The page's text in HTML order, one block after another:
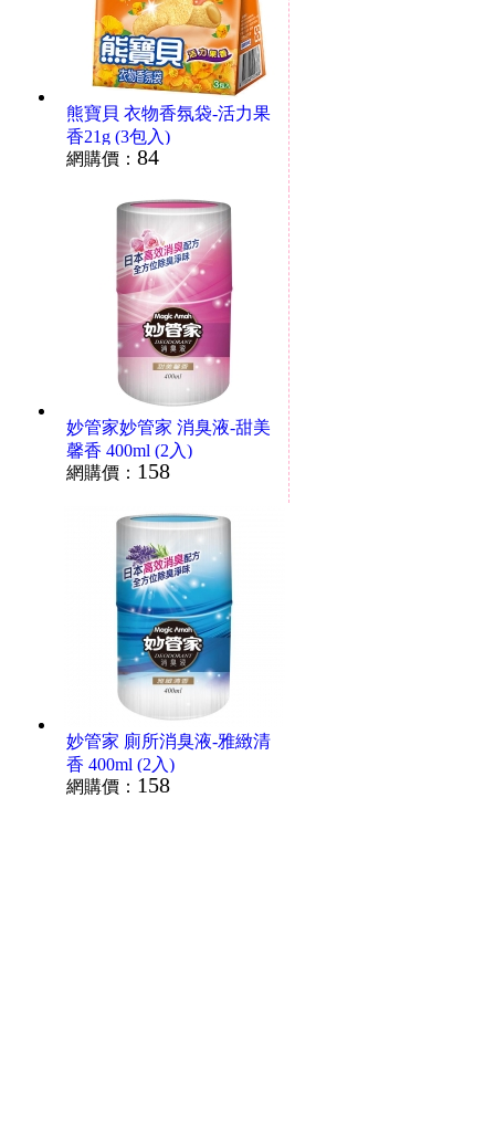
熊寶貝 衣物香氛袋-活力果
香21g (3包入)
網購價： 84
妙管家妙管家 消臭液-甜美
馨香 400ml (2入)
網購價： 158
妙管家 廁所消臭液-雅緻清
香 400ml (2入)
網購價： 158